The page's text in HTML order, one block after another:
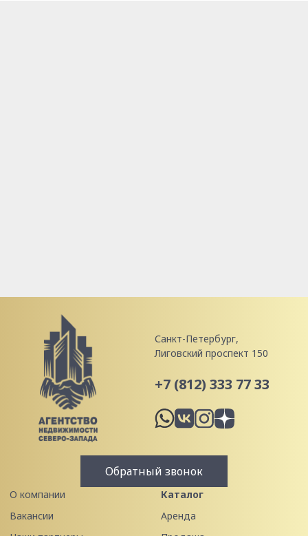
Санкт-Петербург,
Лиговский проспект 150
+7 (812) 333 77 33
Обратный звонок
О компании
Вакансии
Каталог
Аренда